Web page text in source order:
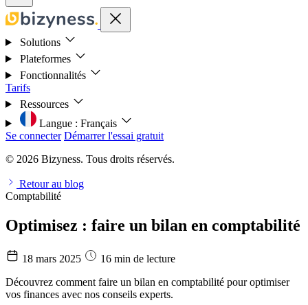
Solutions
Plateformes
Fonctionnalités
Tarifs
Ressources
Langue : Français
Se connecter Démarrer l'essai gratuit
© 2026 Bizyness. Tous droits réservés.
Retour au blog
Comptabilité
Optimisez : faire un bilan en comptabilité
18 mars 2025
16 min de lecture
Découvrez comment faire un bilan en comptabilité pour optimiser
vos finances avec nos conseils experts.